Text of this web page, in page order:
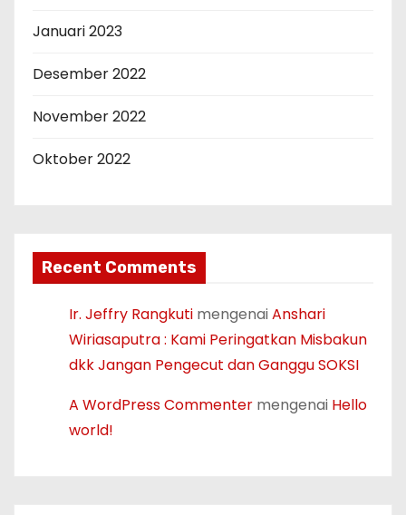
Januari 2023
Desember 2022
November 2022
Oktober 2022
Recent Comments
Ir. Jeffry Rangkuti mengenaiAnshari
Wiriasaputra : Kami Peringatkan Misbakun
dkk Jangan Pengecut dan Ganggu SOKSI
A WordPress Commenter mengenai Hello
world!